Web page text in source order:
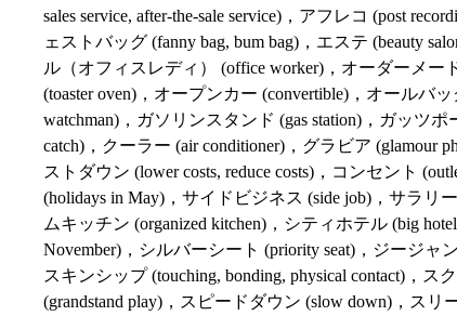
sales service, after-the-sale service)，アフレコ (post
ェストバッグ (fanny bag, bum bag)，エステ (beauty
ル（オフィスレディ） (office worker)，オーダーメー
(toaster oven)，オープンカー (convertible)，オールバ
watchman)，ガソリンスタンド (gas station)，ガッツ
catch)，クーラー (air conditioner)，グラビア (glamour
ストダウン (lower costs, reduce costs)，コンセント
(holidays in May)，サイドビジネス (side job)，サラリ
ムキッチン (organized kitchen)，シティホテル (big
November)，シルバーシート (priority seat)，ジージャ
スキンシップ (touching, bonding, physical contact)，ス
(grandstand play)，スピードダウン (slow down)，スリ